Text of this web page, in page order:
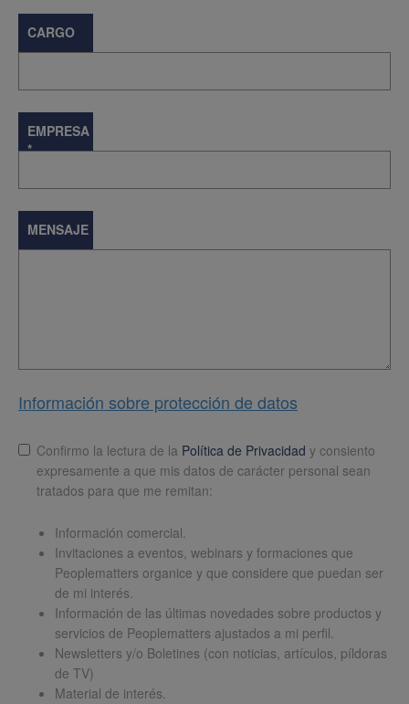
CARGO
EMPRESA
*
MENSAJE
Información sobre protección de datos
LopdConfirmo la lectura de la Política de Privacidad y consiento
expresamente a que mis datos de carácter personal sean
tratados para que me remitan:
Información comercial.
Invitaciones a eventos, webinars y formaciones que
Peoplematters organice y que considere que puedan ser
de mi interés.
Información de las últimas novedades sobre productos y
servicios de Peoplematters ajustados a mi perfil.
Newsletters y/o Boletines (con noticias, artículos, píldoras
de TV)
Material de interés.